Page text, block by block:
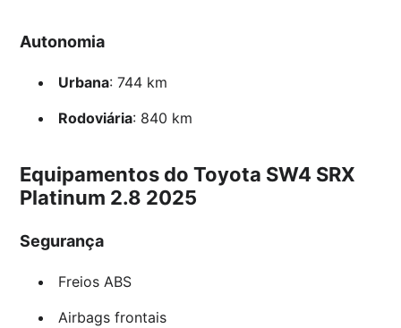
Autonomia
Urbana: 744 km
Rodoviária: 840 km
Equipamentos do Toyota SW4 SRX
Platinum 2.8 2025
Segurança
Freios ABS
Airbags frontais